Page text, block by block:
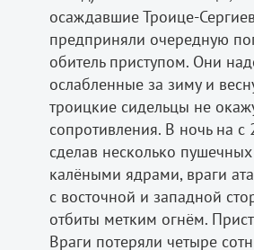
осаждавшие Троице­-
предприняли очередную
обитель приступом. Они
ослабленные за зиму и
троицкие сидельцы не
сопротивления. В ночь на
сделав несколько
калёными ядрами, враги
с восточной и западной
отбиты метким огнём.
Враги потеряли четыре